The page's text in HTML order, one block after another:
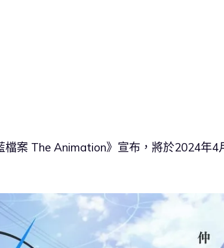
檔案 The Animation》宣布，將於2024年4